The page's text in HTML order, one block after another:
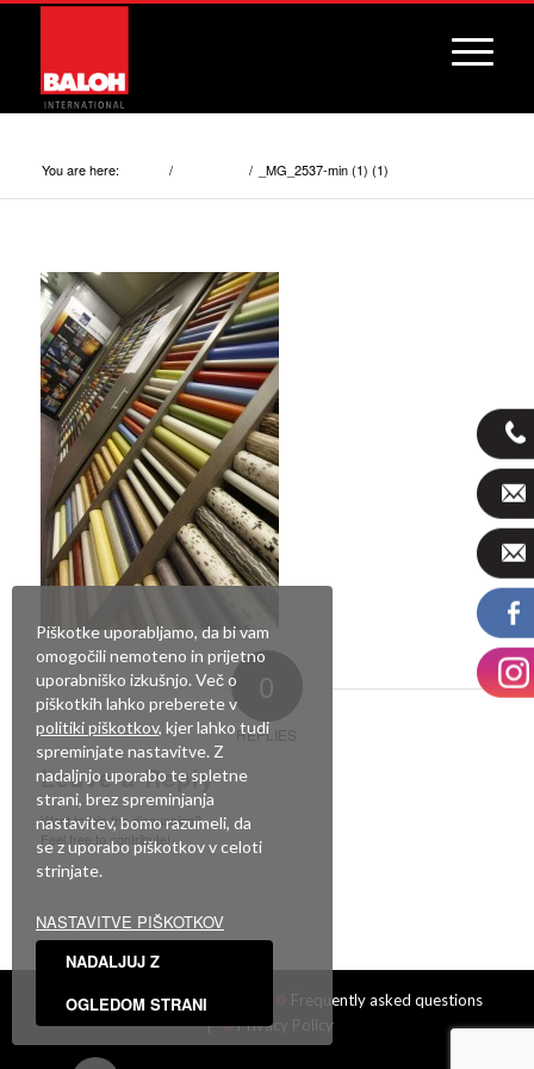
You are here: / / _MG_2537-min (1) (1)
0
REPLIES
Leave a Reply
Want to join the discussion?
Feel free to contribute!
You must be
Facebook | Showroom
Frequently asked questions
|
Privacy Policy
Piškotke uporabljamo, da bi vam
omogočili nemoteno in prijetno
uporabniško izkušnjo. Več o
piškotkih lahko preberete v
politiki piškotkov, kjer lahko tudi
spreminjate nastavitve. Z
nadaljnjo uporabo te spletne
strani, brez spreminjanja
nastavitev, bomo razumeli, da
se z uporabo piškotkov v celoti
strinjate.
NASTAVITVE PIŠKOTKOV
NADALJUJ Z
OGLEDOM STRANI